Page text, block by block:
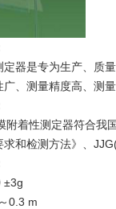
定器是专为生产、质
广、测量精度高、测
着性测定器符合我
求和检测方法》、
±3g
0.3 m